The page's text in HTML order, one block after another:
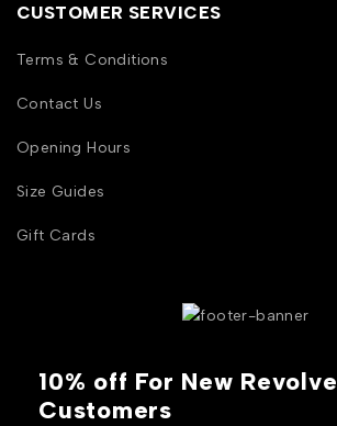
CUSTOMER SERVICES
Terms & Conditions
Contact Us
Opening Hours
Size Guides
Gift Cards
10% off For New Revolve
Customers